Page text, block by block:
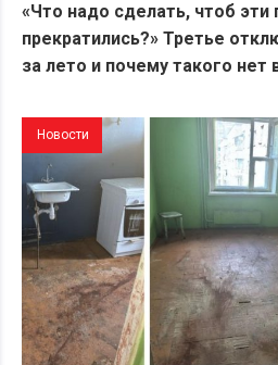
«Что надо сделать, чтоб эти
прекратились?» Третье
за лето и почему такого нет
Новости